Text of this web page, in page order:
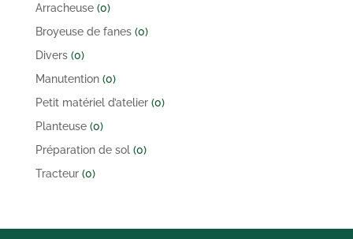
Arracheuse (0)
Broyeuse de fanes (0)
Divers (0)
Manutention (0)
Petit matériel d’atelier (0)
Planteuse (0)
Préparation de sol (0)
Tracteur (0)